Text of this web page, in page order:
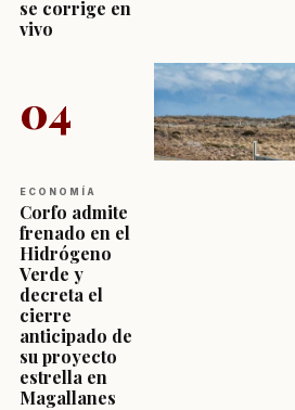
se corrige en
vivo
04
ECONOMÍA
Corfo admite
frenado en el
Hidrógeno
Verde y
decreta el
cierre
anticipado de
su proyecto
estrella en
Magallanes